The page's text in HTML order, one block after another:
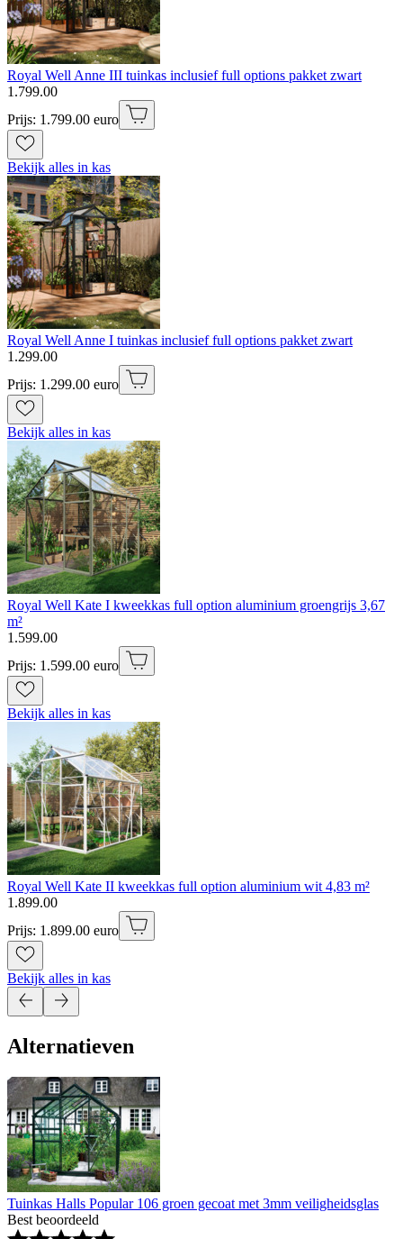
Royal Well Anne III tuinkas inclusief full options pakket zwart
1 .799.00
Prijs: 1.799.00 euro
Bekijk alles in kas
Royal Well Anne I tuinkas inclusief full options pakket zwart
1 .299.00
Prijs: 1.299.00 euro
Bekijk alles in kas
Royal Well Kate I kweekkas full option aluminium groengrijs 3,67
m²
1 .599.00
Prijs: 1.599.00 euro
Bekijk alles in kas
Royal Well Kate II kweekkas full option aluminium wit 4,83 m²
1 .899.00
Prijs: 1.899.00 euro
Bekijk alles in kas
Alternatieven
Tuinkas Halls Popular 106 groen gecoat met 3mm veiligheidsglas
Best beoordeeld